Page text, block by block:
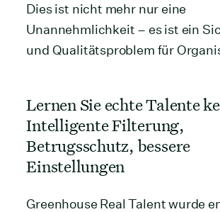
Dies ist nicht mehr nur eine
Unannehmlichkeit – es ist ein
und Qualitätsproblem für
Lernen Sie echte Talente
Intelligente Filterung,
Betrugsschutz, bessere
Einstellungen
Greenhouse Real Talent wurde